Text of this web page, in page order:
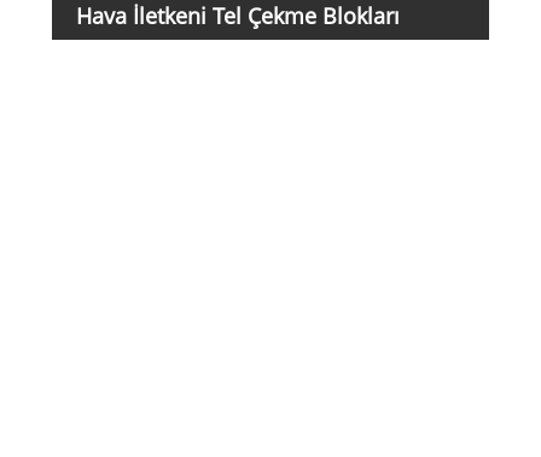
Hava İletkeni Tel Çekme Blokları